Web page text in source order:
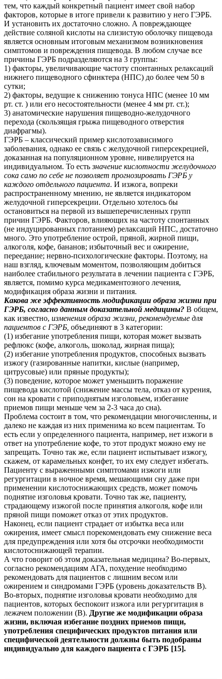
тем, что каждый конкретный пациент имеет свой набор
факторов, которые в итоге привели к развитию у него ГЭРБ.
И установить их достаточно сложно. А повреждающее
действие соляной кислоты на слизистую оболочку пищевода
является основным итоговым механизмом возникновения
симптомов и повреждения пищевода. В любом случае все
причины ГЭРБ подразделяются на 3 группы:
1) факторы, увеличивающие частоту спонтанных релаксаций
нижнего пищеводного сфинктера (НПС) до более чем 50 в
сутки;
2) факторы, ведущие к снижению тонуса НПС (менее 10 мм
рт. ст. ) или его несостоятельности (менее 4 мм рт. ст.);
3) анатомические нарушения пищеводно-желудочного
перехода (скользящая грыжа пищеводного отверстия
диафрагмы).
ГЭРБ – классический пример кислотозависимого
заболевания, однако ее связь с желудочной гиперсекрецией,
доказанная на популяционном уровне, нивелируется на
индивидуальном. То естьзначение кислотности желудочного
сока само по себе не позволяет прогнозировать ГЭРБ у
каждого отдельного пациента. И изжога, вопреки
распространенному мнению, не является индикатором
желудочной гиперсекреции. Отдельно хотелось бы
остановиться на первой из вышеперечисленных групп
причин ГЭРБ. Факторов, влияющих на частоту спонтанных
(не индуцированных глотанием) релаксаций НПС, достаточно
много. Это употребление острой, пряной, жирной пищи,
алкоголя, кофе, бананов; избыточный вес и ожирение,
переедание; нервно-психологические факторы. Поэтому, на
наш взгляд, ключевым моментом, позволяющим добиться
наиболее стабильного результата в лечении пациента с ГЭРБ,
является, помимо курса медикаментозного лечения,
модификация образа жизни и питания.
Какова же эффективность модификации образа жизни при
ГЭРБ, согласно данным доказательной медицины? В общем,
как известно, изменения образа жизни, рекомендуемые для
пациентов с ГЭРБ, объединяют в 3 категории:
(1) избегание употребления пищи, которая может вызвать
рефлюкс (кофе, алкоголь, шоколад, жирная пища);
(2) избегание употребления продуктов, способных вызвать
изжогу (газированные напитки, кислые (например,
цитрусовые) или пряные продукты);
(3) поведение, которое может уменьшить поражение
пищевода кислотой (снижение массы тела, отказ от курения,
сон на кровати с приподнятым изголовьем, избегание
приемов пищи меньше чем за 2-3 часа до сна).
Проблема состоит в том, что рекомендации многочисленны, и
далеко не каждая из них применима ко всем пациентам. То
есть если у определенного пациента, например, нет изжоги в
ответ на употребление кофе, то этот продукт можно ему не
запрещать. Точно так же, если пациент испытывает изжогу,
скажем, от карамельных конфет, то их ему следует избегать.
Пациенту с выраженными симптомами изжоги или
регургитации в ночное время, мешающими сну даже при
применении кислотоснижающих средств, может помочь
поднятие изголовья кровати. Точно так же, пациенту,
страдающему изжогой после принятия алкоголя, кофе или
пряной пищи поможет отказ от этих продуктов.
Наконец, если пациент страдает от избытка веса или
ожирения, имеет смысл порекомендовать ему снижение веса
для предупреждения или хотя бы отсрочки необходимости
кислотоснижающей терапии.
А что говорит об этом доказательная медицина? Во-первых,
согласно рекомендациям АГА, похудение необходимо
рекомендовать для пациентов с лишним весом или
ожирением и синдромами ГЭРБ (уровень доказательств В).
Во-вторых, поднятие изголовья кровати необходимо для
пациентов, которых беспокоит изжога или регургитация в
лежачем положении (В). Другие же модификации образа
жизни, включая избегание поздних приемов пищи,
употребления специфических продуктов питания или
специфической деятельности должны быть подобраны
индивидуально для каждого пациента с ГЭРБ [15].